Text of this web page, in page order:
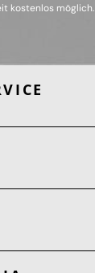
kostenlos möglich.